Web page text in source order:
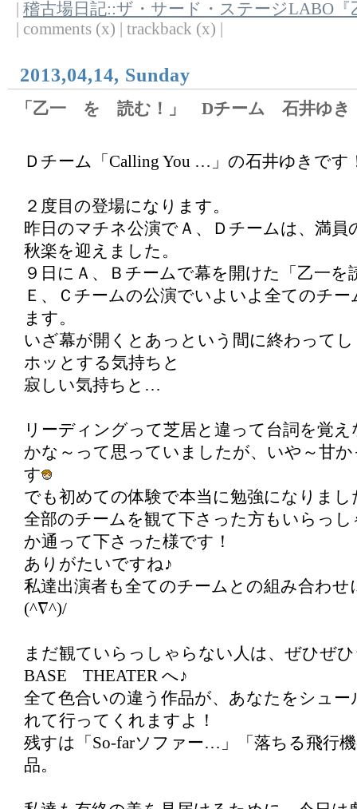
稽古場日記::ザ・サード・ステージLABO『
| comments (x) | trackback (x) |
2013,04,14, Sunday
「乙一 を 読む！」 Dチーム 石井ゆき
Ｄチーム「Calling You …」の石井ゆきです
２度目の登場になります。
昨日のマチネ公演でＡ、Ｄチームは、満員
秋楽を迎えました。
９日にＡ、Ｂチームで幕を開けた「乙一を
Ｅ、Ｃチームの公演でいよいよ全てのチ
ます。
いざ幕が開くとあっという間に終わって
ホッとする気持ちと
寂しい気持ちと…
リーディングって芝居と違って台詞を覚
かな～って思っていましたが、いや～甘
す
でも初めての体験で本当に勉強になりまし
全部のチームを観て下さった方もいらっ
か通って下さった様です！
ありがたいですね♪
私達出演者も全てのチームとの組み合わせ
(^∇^)/
まだ観ていらっしゃらない人は、ぜひぜ
BASE THEATER へ♪
全て色合いの違う作品が、あなたをシュー
れて行ってくれますよ！
残すは「So-farソファー…」「落ちる飛行
品。